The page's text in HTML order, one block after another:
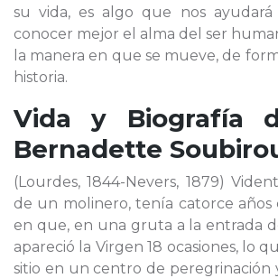
su vida, es algo que nos
conocer mejor el alma del ser
la manera en que se mueve, de
historia.
Vida y Biografía
Bernadette
(Lourdes, 1844-Nevers, 1879)
de un molinero, tenía catorce
en que, en una gruta a la entrada
apareció la Virgen 18 ocasiones, lo
sitio en un centro de peregrinación